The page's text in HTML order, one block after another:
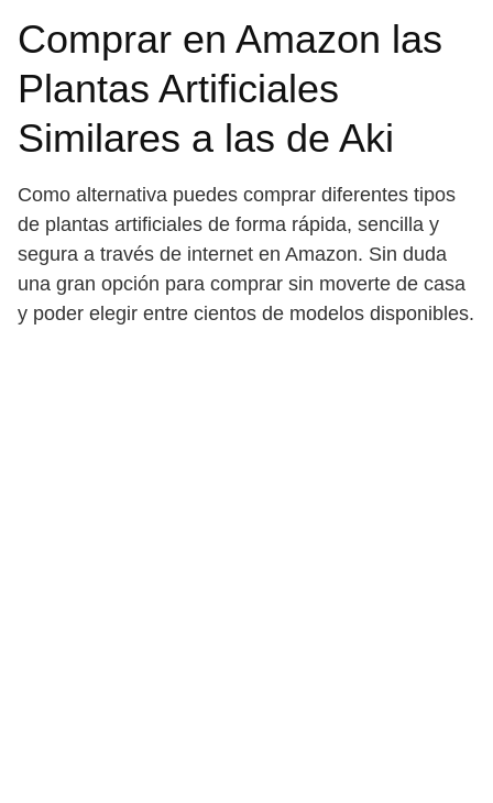
Comprar en Amazon las
Plantas Artificiales
Similares a las de Aki
Como alternativa puedes comprar diferentes tipos
de plantas artificiales de forma rápida, sencilla y
segura a través de internet en Amazon. Sin duda
una gran opción para comprar sin moverte de casa
y poder elegir entre cientos de modelos disponibles.